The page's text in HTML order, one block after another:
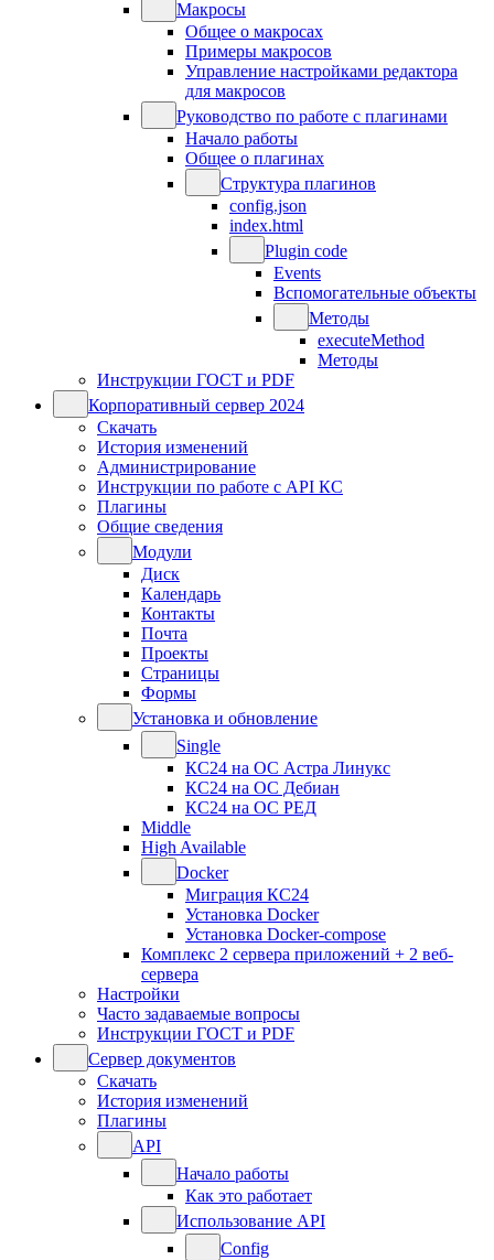
Макросы
Общее о макросах
Примеры макросов
Управление настройками редактора
для макросов
Руководство по работе с плагинами
Начало работы
Общее о плагинах
Структура плагинов
config.json
index.html
Plugin code
Events
Вспомогательные объекты
Методы
executeMethod
Методы
Инструкции ГОСТ и PDF
Корпоративный сервер 2024
Скачать
История изменений
Администрирование
Инструкции по работе с API КС
Плагины
Общие сведения
Модули
Диск
Календарь
Контакты
Почта
Проекты
Страницы
Формы
Установка и обновление
Single
КС24 на ОС Астра Линукс
КС24 на ОС Дебиан
КС24 на ОС РЕД
Middle
High Available
Docker
Миграция КС24
Установка Docker
Установка Docker-compose
Комплекс 2 сервера приложений + 2 веб-
сервера
Настройки
Часто задаваемые вопросы
Инструкции ГОСТ и PDF
Сервер документов
Скачать
История изменений
Плагины
API
Начало работы
Как это работает
Использование API
Config